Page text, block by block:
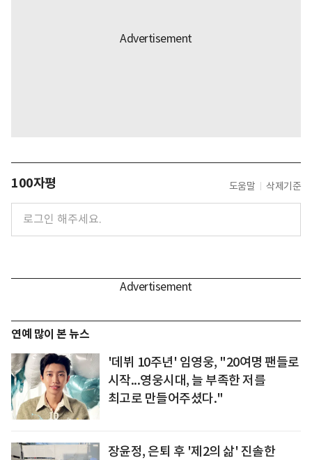
100자평 도움말 삭제기준
연예 많이 본 뉴스
'데뷔 10주년' 임영웅, "20여명 팬들로
시작...영웅시대, 늘 부족한 저를
최고로 만들어주셨다."
장윤정, 은퇴 후 '제2의 삶' 진솔한